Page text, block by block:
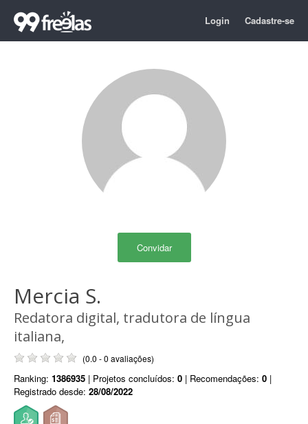
Login Cadastre-se
Convidar
Mercia S.
Redatora digital, tradutora de língua
italiana,
(0.0 - 0 avaliações)
Ranking: 1386935 | Projetos concluídos: 0 | Recomendações: 0 |
Registrado desde: 28/08/2022